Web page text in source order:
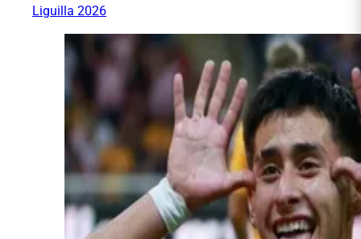
Liguilla 2026